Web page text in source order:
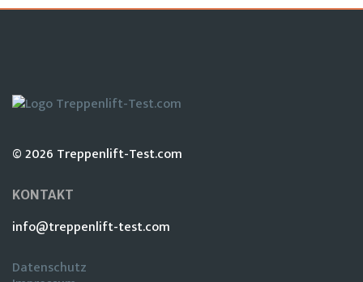
© 2026 Treppenlift-Test.com
KONTAKT
info@treppenlift-test.com
Datenschutz